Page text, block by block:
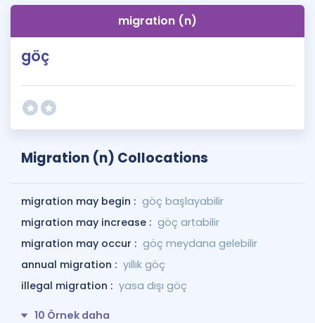
İngilizce Gramer
migration (n)
göç
Migration (n) Collocations
migration may begin : göç başlayabilir
migration may increase : göç artabilir
migration may occur : göç meydana gelebilir
annual migration : yıllık göç
illegal migration : yasa dışı göç
10 Örnek daha